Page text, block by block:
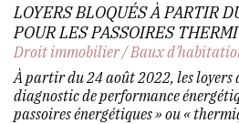
LOYERS BLOQUÉS À PARTIR
POUR LES PASSOIRES
Droit immobilier/Baux
À partir du 24 août 2022, les loyers
diagnostic de performance
passoires énergétiques » ou «